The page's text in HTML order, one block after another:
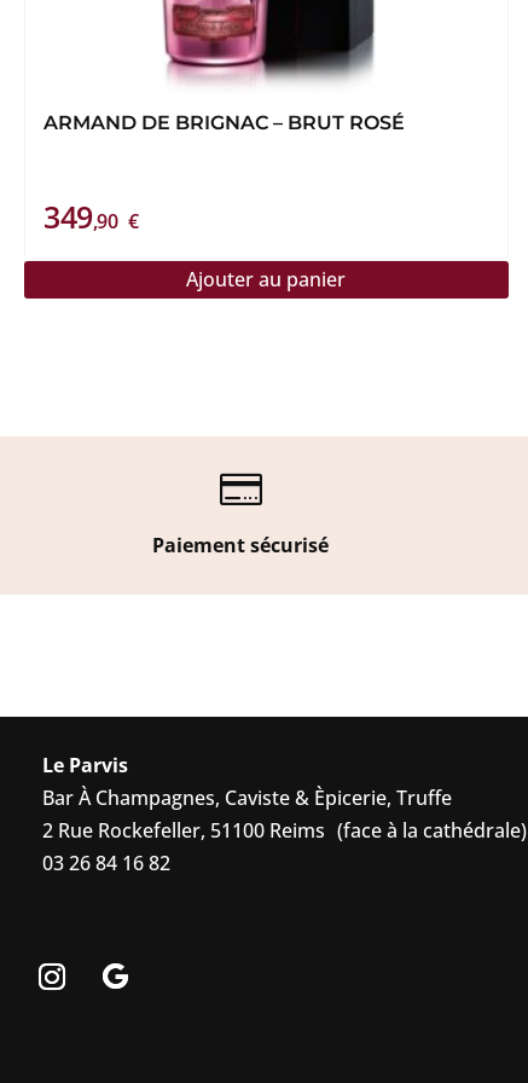
ARMAND DE BRIGNAC – BRUT ROSÉ
349,90 €
Ajouter au panier

Paiement sécurisé
Le Parvis
Bar À Champagnes, Caviste & Èpicerie, Truffe
2 Rue Rockefeller, 51100 Reims (face à la cathédrale)
03 26 84 16 82